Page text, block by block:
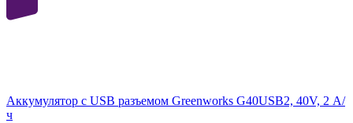
Аккумулятор с USB разъемом Greenworks G40USB2, 40V, 2 А/
ч